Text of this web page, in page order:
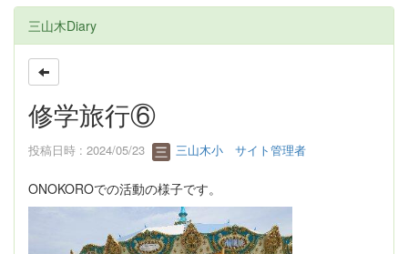
三山木Diary
修学旅行⑥
投稿日時 : 2024/05/23 三山木小 サイト管理者
ONOKOROでの活動の様子です。